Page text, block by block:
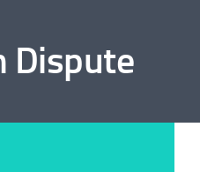
Dispute